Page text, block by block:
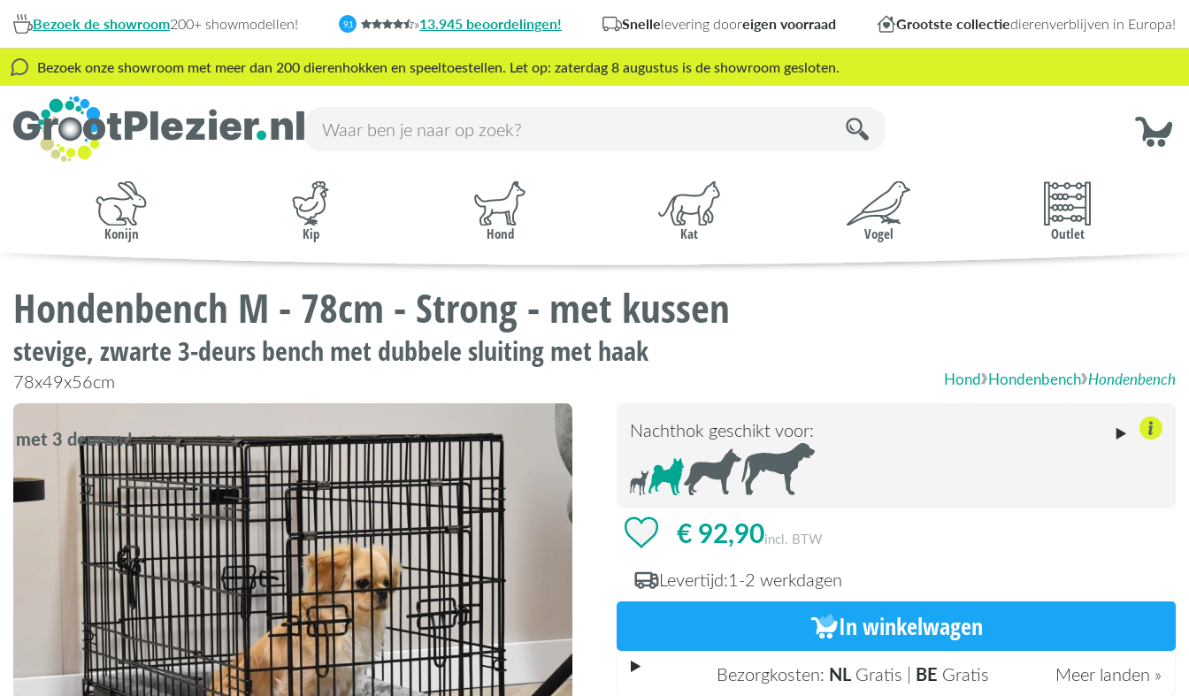
Bezoek de showroom200+ showmodellen! 9,1 »13.945 beoordelingen! Snellelevering dooreigen voorraad Grootste collectiedierenverblijven in Europa!
Bezoek onze showroom met meer dan 200 dierenhokken en speeltoestellen. Let op: zaterdag 8 augustus is de showroom gesloten.
Konijn Kip Hond Kat Vogel Outlet
Hondenbench M - 78cm - Strong - met kussen
stevige, zwarte 3-deurs bench met dubbele sluiting met haak
78x49x56cm Hond Hondenbench Hondenbench
met 3 deuren ! Nachthok geschikt voor:
€ 92,90incl. BTW
Levertijd:1-2 werkdagen
In winkelwagen
Bezorgkosten: NLGratis | BE Gratis
Meer landen »